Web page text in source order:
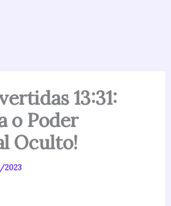
13:31:
o Poder
Oculto!
2023